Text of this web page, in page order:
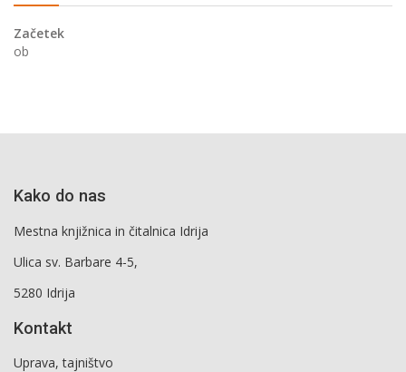
Začetek
ob
Kako do nas
Mestna knjižnica in čitalnica Idrija
Ulica sv. Barbare 4-5,
5280 Idrija
Kontakt
Uprava, tajništvo